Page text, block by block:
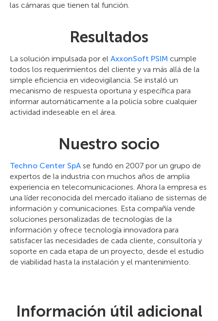
las cámaras que tienen tal función.
Resultados
La solución impulsada por el AxxonSoft PSIM cumple
todos los requerimientos del cliente y va más allá de la
simple eficiencia en videovigilancia. Se instaló un
mecanismo de respuesta oportuna y específica para
informar automáticamente a la policía sobre cualquier
actividad indeseable en el área.
Nuestro socio
Techno Center SpА se fundó en 2007 por un grupo de
expertos de la industria con muchos años de amplia
experiencia en telecomunicaciones. Ahora la empresa es
una líder reconocida del mercado italiano de sistemas de
información y comunicaciones. Esta compañía vende
soluciones personalizadas de tecnologías de la
información y ofrece tecnología innovadora para
satisfacer las necesidades de cada cliente, consultoría y
soporte en cada etapa de un proyecto, desde el estudio
de viabilidad hasta la instalación y el mantenimiento.
Información útil adicional